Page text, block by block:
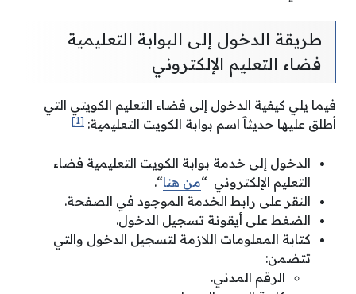
طريقة الدخول إلى البوابة التعليمية
فضاء التعليم الإلكتروني
فيما يلي كيفية الدخول إلى فضاء التعليم الكويتي التي
أطلق عليها حديثاََ اسم بوابة الكويت التعليمية: [1]
الدخول إلى خدمة بوابة الكويت التعليمية فضاء
التعليم الإلكتروني “من هنا“.
النقر على رابط الخدمة الموجود في الصفحة.
الضغط على أيقونة تسجيل الدخول.
كتابة المعلومات اللازمة لتسجيل الدخول والتي
تتضمن:
الرقم المدني.